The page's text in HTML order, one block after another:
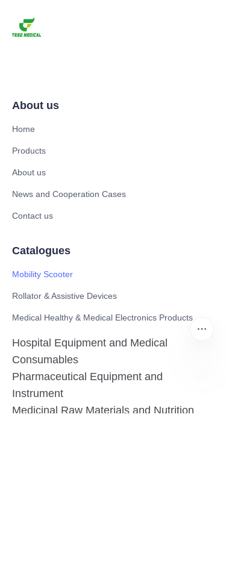
About us
Home
Products
About us
News and Cooperation Cases
Contact us
Catalogues
Mobility Scooter
Rollator & Assistive Devices
Medical Healthy & Medical Electronics Products
Hospital Equipment and Medical
Consumables
Pharmaceutical Equipment and
Instrument
Medicinal Raw Materials and Nutrition
ES